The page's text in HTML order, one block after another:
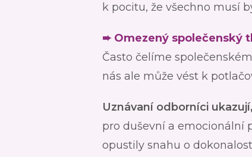
k pocitu, že všechno musí
➨ Omezený společenský
Často čelíme
nás ale může vést k
Uznávaní odborníci ukazují,
pro duševní a emocionální
opustily snahu o